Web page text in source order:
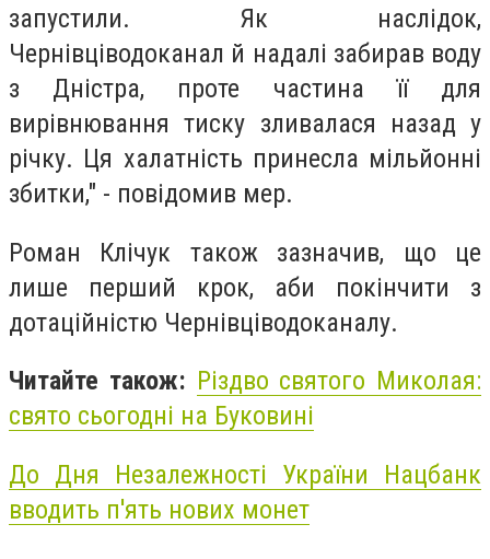
запустили. Як наслідок,
Чернівціводоканал й надалі забирав воду
з Дністра, проте частина її для
вирівнювання тиску зливалася назад у
річку. Ця халатність принесла мільйонні
збитки," - повідомив мер.
Роман Клічук також зазначив, що це
лише перший крок, аби покінчити з
дотаційністю Чернівціводоканалу.
Читайте також: Різдво святого Миколая:
свято сьогодні на Буковині
До Дня Незалежності України Нацбанк
вводить п'ять нових монет